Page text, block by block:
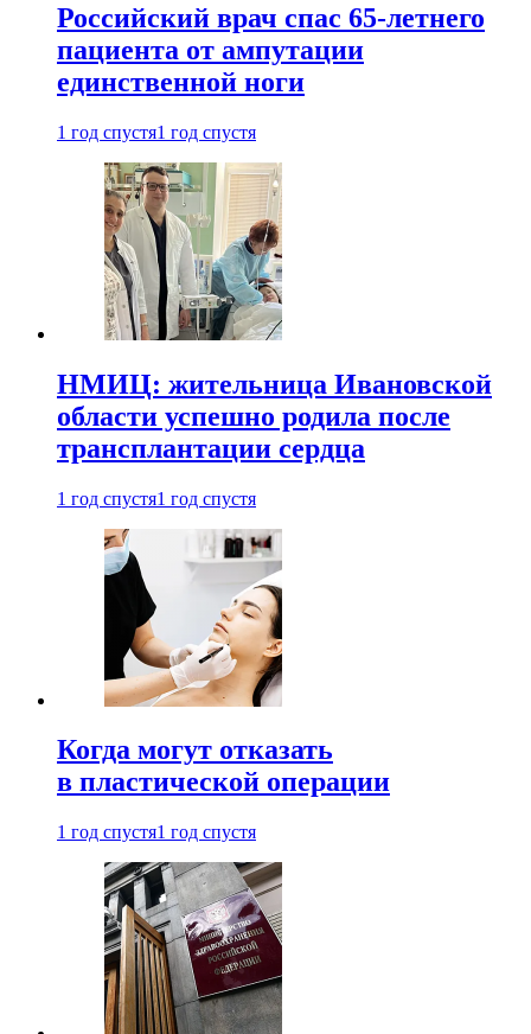
Российский врач спас 65-летнего
пациента от ампутации
единственной ноги
1 год спустя1 год спустя
НМИЦ: жительница Ивановской
области успешно родила после
трансплантации сердца
1 год спустя1 год спустя
Когда могут отказать
в пластической операции
1 год спустя1 год спустя